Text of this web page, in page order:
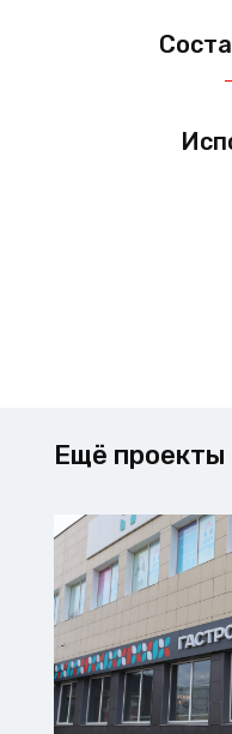
Ещё проекты